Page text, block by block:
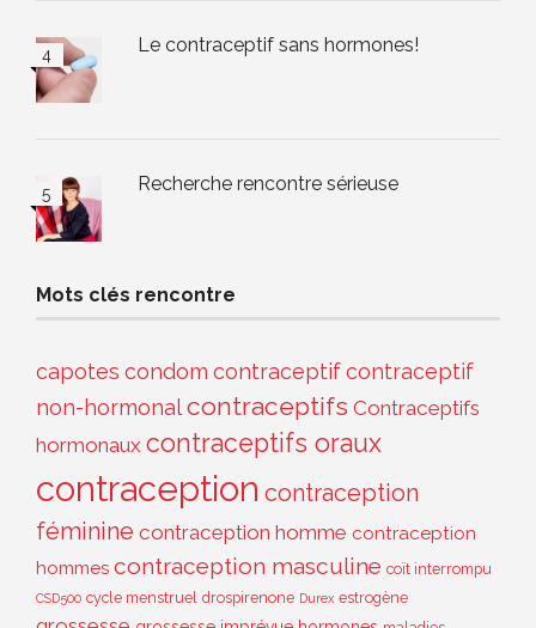
Le contraceptif sans hormones!
Recherche rencontre sérieuse
Mots clés rencontre
capotes condom contraceptifcontraceptif
non-hormonalcontraceptifs Contraceptifs
hormonaux contraceptifs oraux
contraception contraception
féminine contraception homme contraception
hommes contraception masculine coït interrompu
CSD500 cycle menstruel drospirenone Durex estrogène